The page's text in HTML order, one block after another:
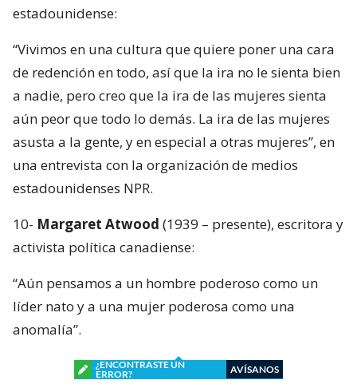
estadounidense:
“Vivimos en una cultura que quiere poner una cara
de redención en todo, así que la ira no le sienta bien
a nadie, pero creo que la ira de las mujeres sienta
aún peor que todo lo demás. La ira de las mujeres
asusta a la gente, y en especial a otras mujeres”, en
una entrevista con la organización de medios
estadounidenses NPR.
10- Margaret Atwood (1939 – presente), escritora y
activista política canadiense:
“Aún pensamos a un hombre poderoso como un
líder nato y a una mujer poderosa como una
anomalía”.
¿ENCONTRASTE UN
ERROR?
AVÍSANOS